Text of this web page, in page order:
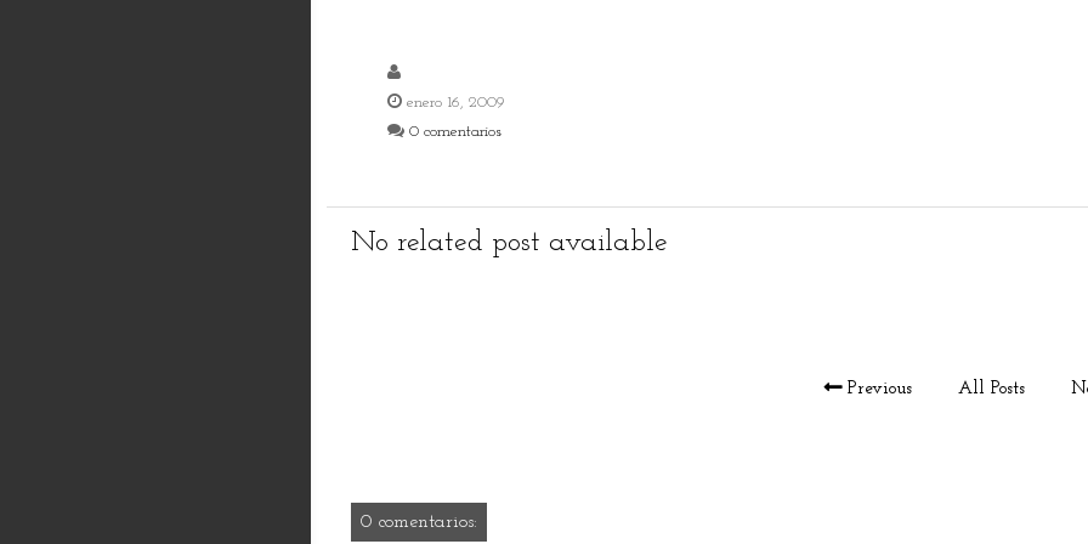
enero 16, 2009
0 comentarios
No related post available
Previous All Posts
0 comentarios: